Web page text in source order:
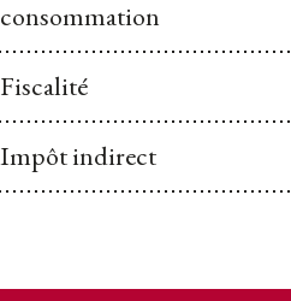
consommation
Fiscalité
Impôt indirect